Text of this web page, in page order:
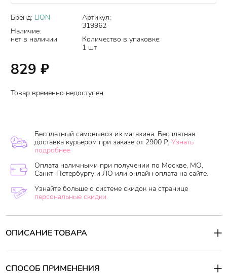
Бренд: LION
Наличие:
нет в наличии
Артикул:
319962
Количество в упаковке:
1 шт
829 ₽
Товар временно недоступен
Бесплатный самовывоз из магазина. Бесплатная
доставка курьером при заказе от 2900 ₽. Узнать
подробнее.
Оплата наличными при получении по Москве, МО,
Санкт-Петербургу и ЛО или онлайн оплата на сайте.
Узнайте больше о системе скидок на странице
персональные скидки.
ОПИСАНИЕ ТОВАРА
Кондиционер для белья с цветочным ароматомSoflan Aroma
розы, пиона и туберозы с нотами малины, персика, яблока и
СПОСОБ ПРИМЕНЕНИЯ